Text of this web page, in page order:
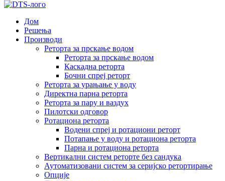
Дом
Решења
Производи
Реторта за прскање водом
Реторта за прскање водом
Каскадна реторта
Бочни спреј реторт
Реторта за урањање у воду
Директна парна реторта
Реторта за пару и ваздух
Пилотски одговор
Ротациона реторта
Водени спреј и ротациони реторт
Потапање у воду и ротациона реторта
Парна и ротациона реторта
Вертикални систем реторте без сандука
Аутоматизовани систем за серијско ретортирање
Опције